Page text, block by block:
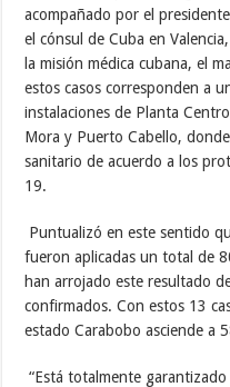
acompañado por el
el cónsul de Cuba en
la misión médica cubana, el
estos casos corresponden a
instalaciones de Planta
Mora y Puerto Cabello,
sanitario de acuerdo a los
19.
Puntualizó en este sentido
fueron aplicadas un total de
han arrojado este resultado
confirmados. Con estos 13
estado Carabobo asciende a
“Está totalmente